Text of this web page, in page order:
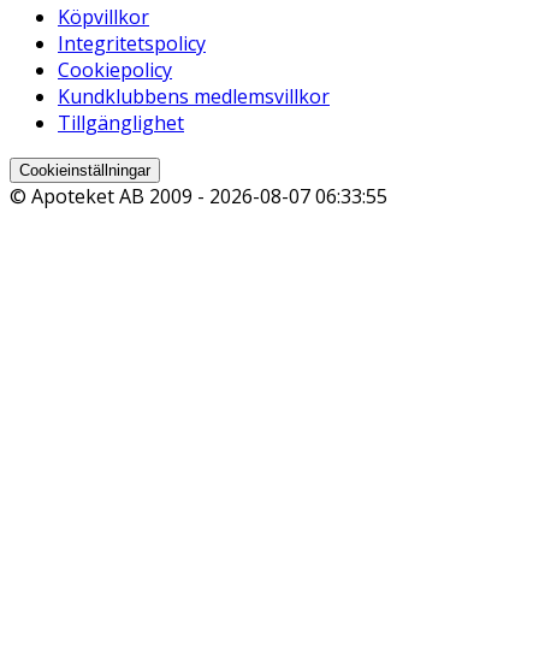
Köpvillkor
Integritetspolicy
Cookiepolicy
Kundklubbens medlemsvillkor
Tillgänglighet
Cookieinställningar
© Apoteket AB 2009 - 2026-08-07 06:33:55